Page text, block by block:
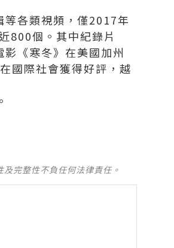
等各類視頻，僅2017年
800個。其中紀錄片
《寒冬》在美國加州
國際社會獲得好評，越
完整性不負任何法律責任。